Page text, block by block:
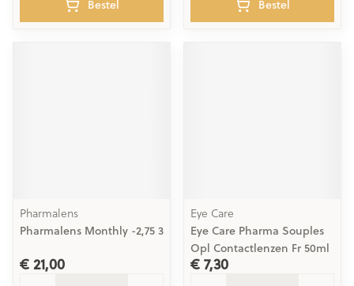
Bestel Bestel
Pharmalens
Pharmalens Monthly -2,75 3
€ 21,00
Eye Care
Eye Care Pharma Souples
Opl Contactlenzen Fr 50ml
€ 7,30